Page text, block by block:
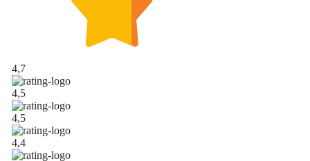
4,7
4,5
4,5
4,4